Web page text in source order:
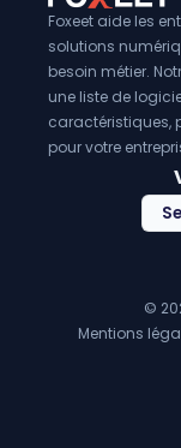
Foxeet aide les
solutions
besoin métier.
une liste de
caractéristiques,
pour votre
©
Mentions